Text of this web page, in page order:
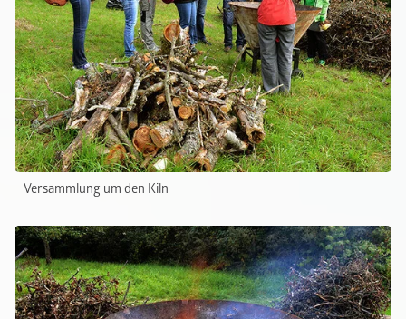
Versammlung um den Kiln